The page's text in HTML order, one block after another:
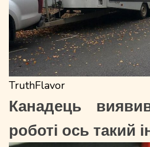
TruthFlavor
Канадець
роботі ось такий